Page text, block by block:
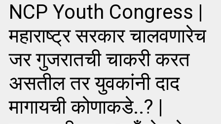
NCP Youth Congress |
महाराष्ट्र सरकार चालवणारेच
जर गुजरातची चाकरी करत
असतील तर युवकांनी दाद
मागायची कोणाकडे..? |